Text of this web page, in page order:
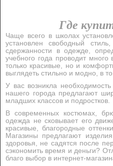
Где
Чаще всего в школах
установлен свободный
сдержанности в одежде,
учебного года проводит
только красивые, но и
выглядеть стильно и модно, в
У вас возникла
нашего города предлагают
младших классов и подростков.
В современных костюмах,
одежда не сковывает его
красивые, благородные
Магазины предлагают
здоровья, не садятся после
сэкономить время и деньги?
благо выбор в интернет-